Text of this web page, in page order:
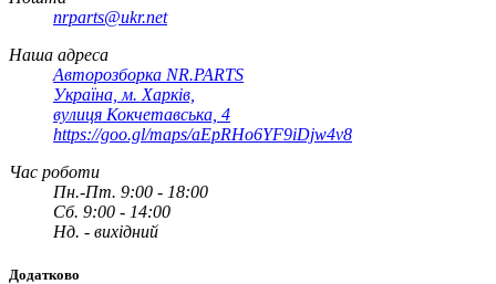
nrparts@ukr.net
Наша адреса
Авторозборка NR.PARTS
Україна, м. Харків,
вулиця Кокчетавська, 4
https://goo.gl/maps/aEpRHo6YF9iDjw4v8
Час роботи
Пн.-Пт. 9:00 - 18:00
Сб. 9:00 - 14:00
Нд. - вихідний
Додатково